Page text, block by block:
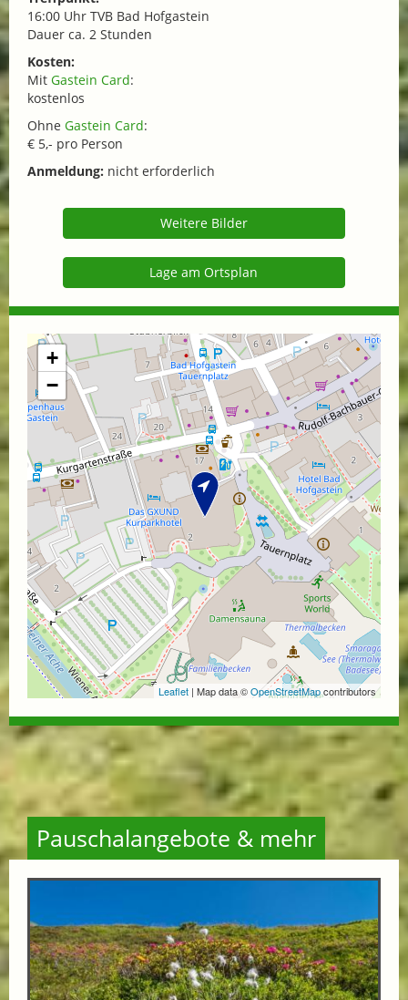
16:00 Uhr TVB Bad Hofgastein
Dauer ca. 2 Stunden
Kosten:
Mit Gastein Card:
kostenlos
Ohne Gastein Card:
€ 5,- pro Person
Anmeldung: nicht erforderlich
Weitere Bilder
Lage am Ortsplan
+
−
Leaflet | Map data ©OpenStreetMapcontributors
Pauschalangebote & mehr